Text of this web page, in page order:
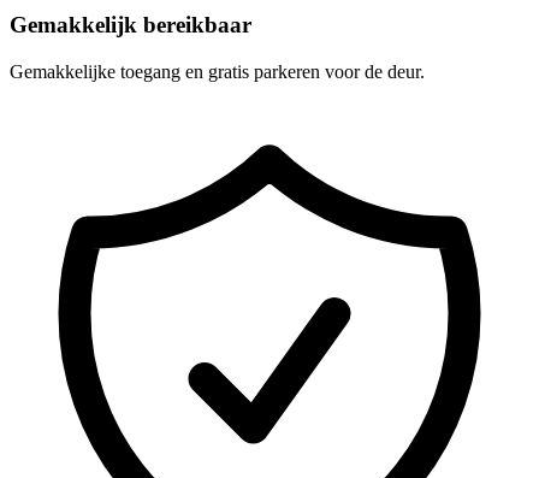
Gemakkelijk bereikbaar
Gemakkelijke toegang en gratis parkeren voor de deur.